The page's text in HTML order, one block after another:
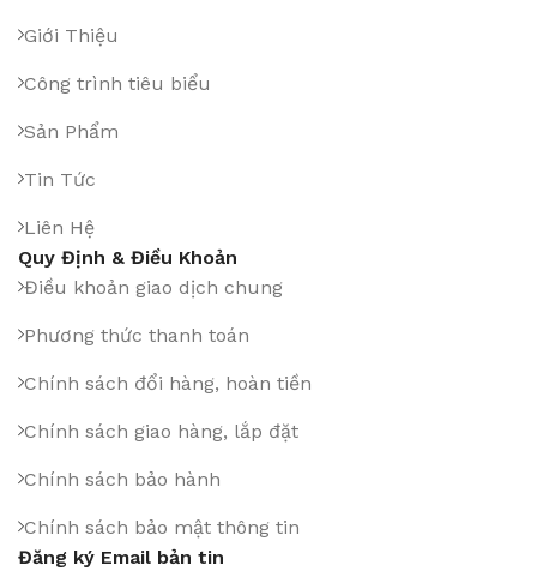
Giới Thiệu
Công trình tiêu biểu
Sản Phẩm
Tin Tức
Liên Hệ
Quy Định & Điều Khoản
Điều khoản giao dịch chung
Phương thức thanh toán
Chính sách đổi hàng, hoàn tiền
Chính sách giao hàng, lắp đặt
Chính sách bảo hành
Chính sách bảo mật thông tin
Đăng ký Email bản tin